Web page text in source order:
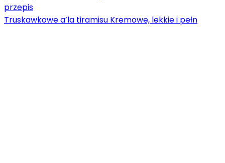
Truskawkowe a’la tiramisu Kremowe, lekkie i pełn